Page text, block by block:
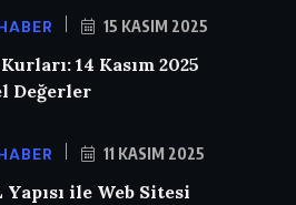
15 KASIM 2025
14 Kasım 2025
Değerler
11 KASIM 2025
ile Web Sitesi